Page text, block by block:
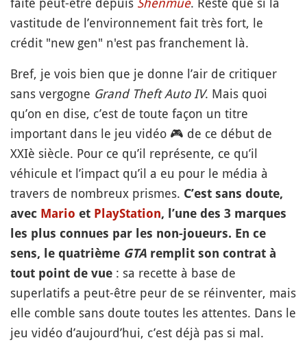
vastitude de l’environnement fait très fort, le
crédit "new gen" n'est pas franchement là.
Bref, je vois bien que je donne l’air de critiquer
sans vergogne Grand Theft Auto IV. Mais quoi
qu’on en dise, c’est de toute façon un titre
important dans le jeu vidéo 🎮 de ce début de
XXIè siècle. Pour ce qu’il représente, ce qu’il
véhicule et l’impact qu’il a eu pour le média à
travers de nombreux prismes. C’est sans doute,
avec Mario et PlayStation, l’une des 3 marques
les plus connues par les non-joueurs. En ce
sens, le quatrième GTA remplit son contrat à
tout point de vue : sa recette à base de
superlatifs a peut-être peur de se réinventer, mais
elle comble sans doute toutes les attentes. Dans le
jeu vidéo d’aujourd’hui, c’est déjà pas si mal.